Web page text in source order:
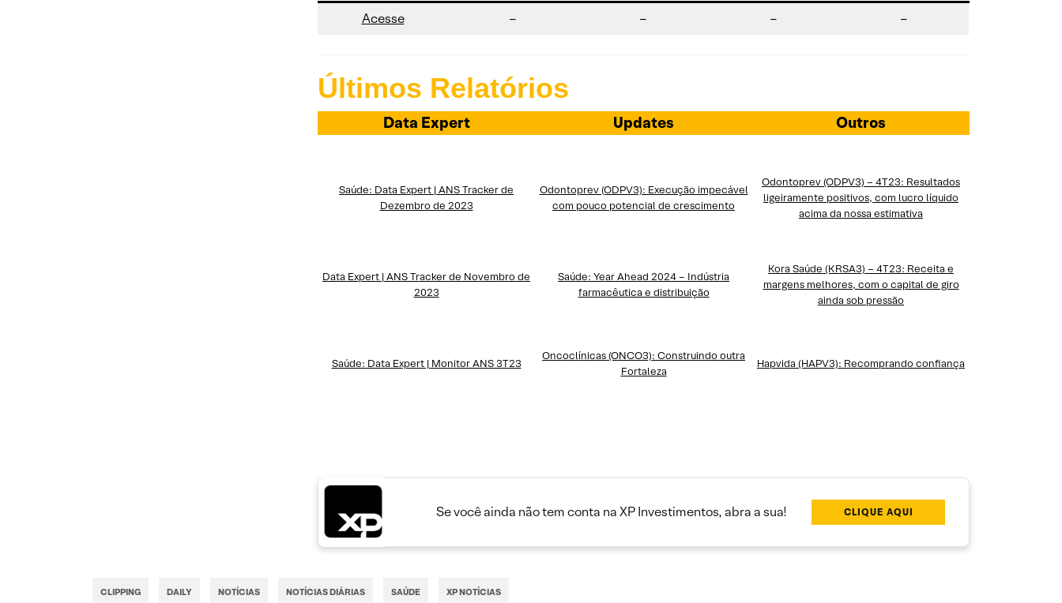
Acesse – – – –
Últimos Relatórios
Data Expert Updates Outros
Saúde: Data Expert | ANS Tracker de
Dezembro de 2023
Odontoprev (ODPV3): Execução impecável
com pouco potencial de crescimento
Odontoprev (ODPV3) – 4T23: Resultados
ligeiramente positivos, com lucro líquido
acima da nossa estimativa
Data Expert | ANS Tracker de Novembro de
2023
Saúde: Year Ahead 2024 – Indústria
farmacêutica e distribuição
Kora Saúde (KRSA3) – 4T23: Receita e
margens melhores, com o capital de giro
ainda sob pressão
Saúde: Data Expert | Monitor ANS 3T23
Oncoclínicas (ONCO3): Construindo outra
Fortaleza
Hapvida (HAPV3): Recomprando confiança
Se você ainda não tem conta na XP Investimentos, abra a sua! CLIQUE AQUI
CLIPPING DAILY NOTÍCIAS NOTÍCIAS DIÁRIAS SAÚDE XP NOTÍCIAS